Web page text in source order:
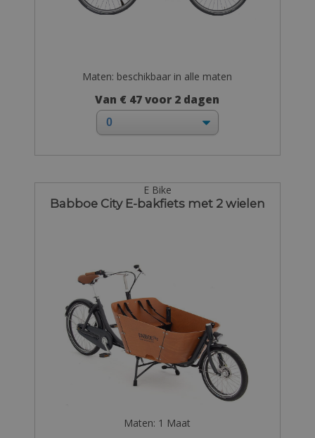
Maten: beschikbaar in alle maten
Van € 47 voor 2 dagen
E Bike
Babboe City E-bakfiets met 2 wielen
Maten: 1 Maat